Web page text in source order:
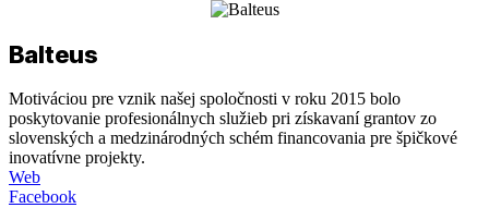
Balteus
Motiváciou pre vznik našej spoločnosti v roku 2015 bolo
poskytovanie profesionálnych služieb pri získavaní grantov zo
slovenských a medzinárodných schém financovania pre špičkové
inovatívne projekty.
Web
Facebook